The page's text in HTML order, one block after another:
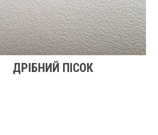
ДРІБНИЙ ПІСОК